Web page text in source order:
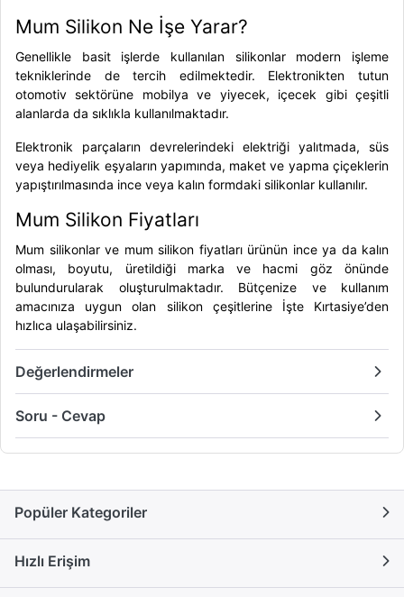
Mum Silikon Ne İşe Yarar?
Genellikle basit işlerde kullanılan silikonlar modern işleme
tekniklerinde de tercih edilmektedir. Elektronikten tutun
otomotiv sektörüne mobilya ve yiyecek, içecek gibi çeşitli
alanlarda da sıklıkla kullanılmaktadır.
Elektronik parçaların devrelerindeki elektriği yalıtmada, süs
veya hediyelik eşyaların yapımında, maket ve yapma çiçeklerin
yapıştırılmasında ince veya kalın formdaki silikonlar kullanılır.
Mum Silikon Fiyatları
Mum silikonlar ve mum silikon fiyatlarıürünün ince ya da kalın
olması, boyutu, üretildiği marka ve hacmi göz önünde
bulundurularak oluşturulmaktadır. Bütçenize ve kullanım
amacınıza uygun olan silikon çeşitlerine İşte Kırtasiye’den
hızlıca ulaşabilirsiniz.
Değerlendirmeler
Soru - Cevap
Popüler Kategoriler
Hızlı Erişim